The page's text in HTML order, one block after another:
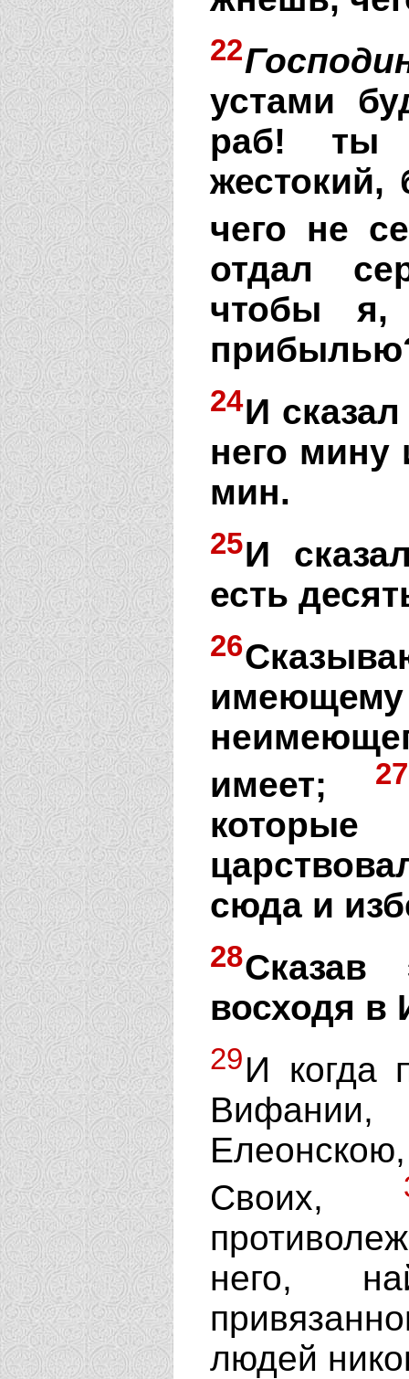
22
устами
раб! ты
жестокий,
чего не
отдал
чтобы я,
24И
него мину
мин.
25И
есть
26
имеет;
27
сюда и
28
восходя в
29И когда
Своих,
него,
людей